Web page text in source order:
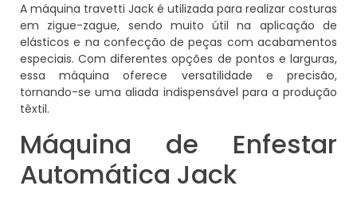
A máquina travetti Jack é utilizada para realizar costuras
em zigue-zague, sendo muito útil na aplicação de
elásticos e na confecção de peças com acabamentos
especiais. Com diferentes opções de pontos e larguras,
essa máquina oferece versatilidade e precisão,
tornando-se uma aliada indispensável para a produção
têxtil.
Máquina de Enfestar
Automática Jack